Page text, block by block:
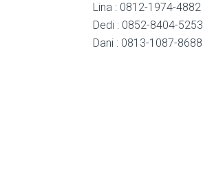
Lina : 0812-1974-4882
Dedi : 0852-8404-5253
Dani : 0813-1087-8688